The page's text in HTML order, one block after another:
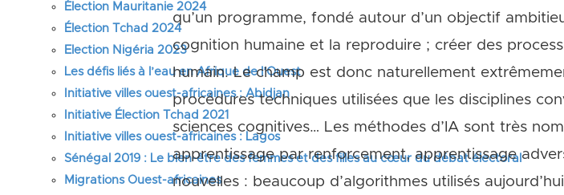
Élection Mauritanie 2024
Élection Tchad 2024
Election Nigéria 2023
Les défis liés à l’eau en Afrique de l’Ouest
Initiative villes ouest-africaines : Abidjan
Initiative Élection Tchad 2021
Initiative villes ouest-africaines : Lagos
Sénégal 2019 : Le bien-être des femmes et des filles au cœur du débat électoral
Migrations Ouest-africaines
qu’un programme, fondé autour d’un objectif
cognition humaine et la reproduire ; créer des
humain. Le champ est donc naturellement
procédures techniques utilisées que les disciplines
sciences cognitives… Les méthodes d’IA sont très
apprentissage par renforcement, apprentissage
nouvelles : beaucoup d’algorithmes utilisés